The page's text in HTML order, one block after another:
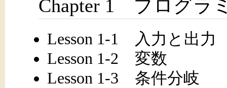
Chapter 1 プログラ
Lesson 1-1 入力と出力
Lesson 1-2 変数
Lesson 1-3 条件分岐